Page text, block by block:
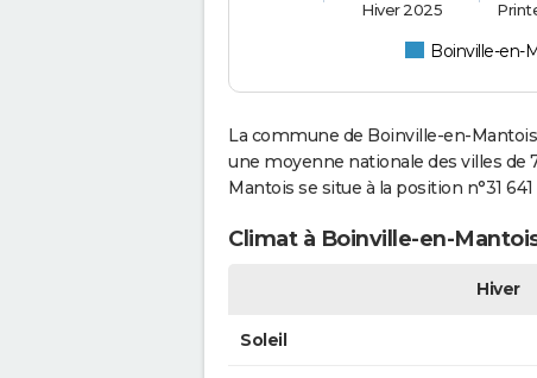
Boinville-en-
Hiver 2025
La commune de Boinville-en-
une moyenne nationale des villes
Mantois se situe à la position n°31
Climat à Boinville-en-
Hiver
Soleil